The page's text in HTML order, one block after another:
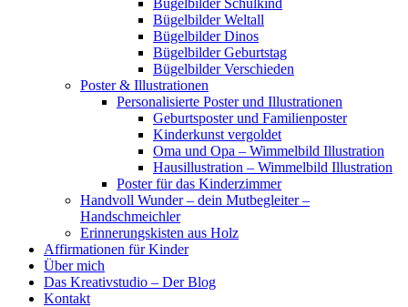
Bügelbilder Schulkind
Bügelbilder Weltall
Bügelbilder Dinos
Bügelbilder Geburtstag
Bügelbilder Verschieden
Poster & Illustrationen
Personalisierte Poster und Illustrationen
Geburtsposter und Familienposter
Kinderkunst vergoldet
Oma und Opa – Wimmelbild Illustration
Hausillustration – Wimmelbild Illustration
Poster für das Kinderzimmer
Handvoll Wunder – dein Mutbegleiter –
Handschmeichler
Erinnerungskisten aus Holz
Affirmationen für Kinder
Über mich
Das Kreativstudio – Der Blog
Kontakt